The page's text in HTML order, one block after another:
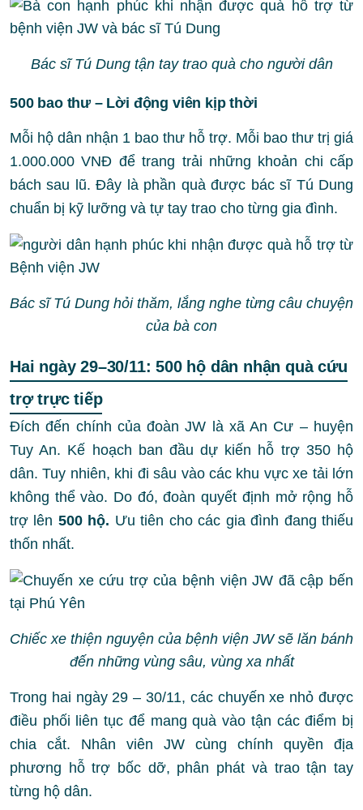
Bác sĩ Tú Dung tận tay trao quà cho người dân
500 bao thư – Lời động viên kịp thời
Mỗi hộ dân nhận 1 bao thư hỗ trợ. Mỗi bao thư trị giá
1.000.000 VNĐ để trang trải những khoản chi cấp
bách sau lũ. Đây là phần quà được bác sĩ Tú Dung
chuẩn bị kỹ lưỡng và tự tay trao cho từng gia đình.
Bác sĩ Tú Dung hỏi thăm, lắng nghe từng câu chuyện
của bà con
Hai ngày 29–30/11: 500 hộ dân nhận quà cứu
trợ trực tiếp
Đích đến chính của đoàn JW là xã An Cư – huyện
Tuy An. Kế hoạch ban đầu dự kiến hỗ trợ 350 hộ
dân. Tuy nhiên, khi đi sâu vào các khu vực xe tải lớn
không thể vào. Do đó, đoàn quyết định mở rộng hỗ
trợ lên 500 hộ. Ưu tiên cho các gia đình đang thiếu
thốn nhất.
Chiếc xe thiện nguyện của bệnh viện JW sẽ lăn bánh
đến những vùng sâu, vùng xa nhất
Trong hai ngày 29 – 30/11, các chuyến xe nhỏ được
điều phối liên tục để mang quà vào tận các điểm bị
chia cắt. Nhân viên JW cùng chính quyền địa
phương hỗ trợ bốc dỡ, phân phát và trao tận tay
từng hộ dân.